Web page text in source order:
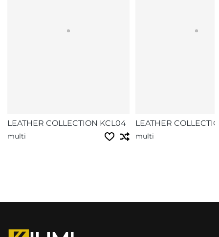
LEATHER COLLECTION KCL04
multi
LEATHER
multi